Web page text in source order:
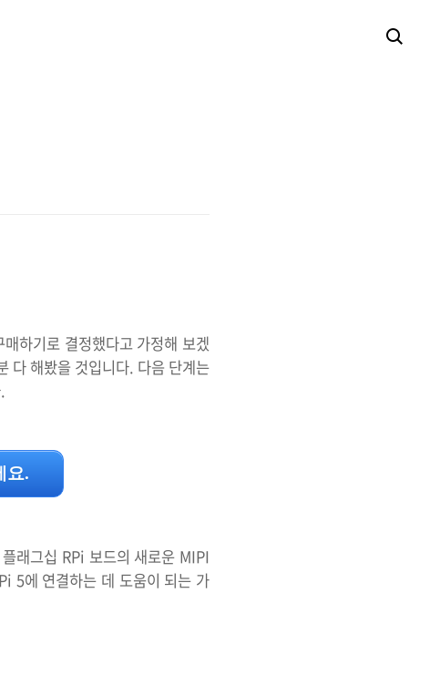
하기로 결정했다고 가정해 보겠
다 해봤을 것입니다. 다음 단계는
요.
래그십 RPi 보드의 새로운 MIPI
5에 연결하는 데 도움이 되는 가